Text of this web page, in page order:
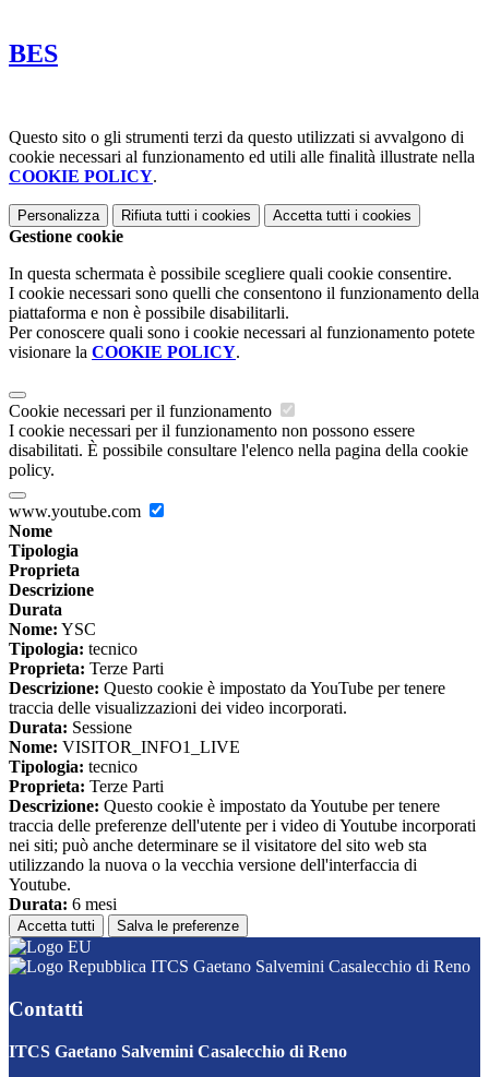
BES
Questo sito o gli strumenti terzi da questo utilizzati si avvalgono di
cookie necessari al funzionamento ed utili alle finalità illustrate nella
COOKIE POLICY.
Personalizza Rifiuta tutti i cookies Accetta tutti i cookies
Gestione cookie
In questa schermata è possibile scegliere quali cookie consentire.
I cookie necessari sono quelli che consentono il funzionamento della
piattaforma e non è possibile disabilitarli.
Per conoscere quali sono i cookie necessari al funzionamento potete
visionare la COOKIE POLICY.
Cookie necessari per il funzionamento
I cookie necessari per il funzionamento non possono essere
disabilitati. È possibile consultare l'elenco nella pagina della cookie
policy.
www.youtube.com
Nome
Tipologia
Proprieta
Descrizione
Durata
Nome: YSC
Tipologia: tecnico
Proprieta: Terze Parti
Descrizione: Questo cookie è impostato da YouTube per tenere
traccia delle visualizzazioni dei video incorporati.
Durata: Sessione
Nome: VISITOR_INFO1_LIVE
Tipologia: tecnico
Proprieta: Terze Parti
Descrizione: Questo cookie è impostato da Youtube per tenere
traccia delle preferenze dell'utente per i video di Youtube incorporati
nei siti; può anche determinare se il visitatore del sito web sta
utilizzando la nuova o la vecchia versione dell'interfaccia di
Youtube.
Durata: 6 mesi
Accetta tutti Salva le preferenze
ITCS Gaetano Salvemini Casalecchio di Reno
Contatti
ITCS Gaetano Salvemini Casalecchio di Reno